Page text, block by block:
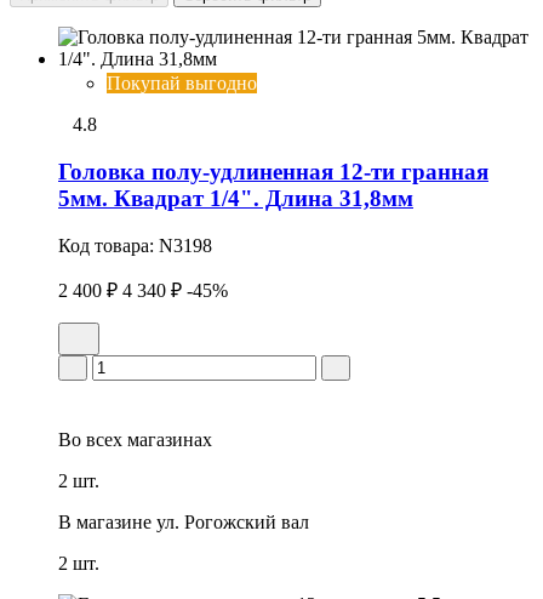
Покупай выгодно
4.8
Головка полу-удлиненная 12-ти гранная
5мм. Квадрат 1/4". Длина 31,8мм
Код товара: N3198
2 400 ₽ 4 340 ₽ -45%
Во всех магазинах
2 шт.
В магазине ул. Рогожский вал
2 шт.